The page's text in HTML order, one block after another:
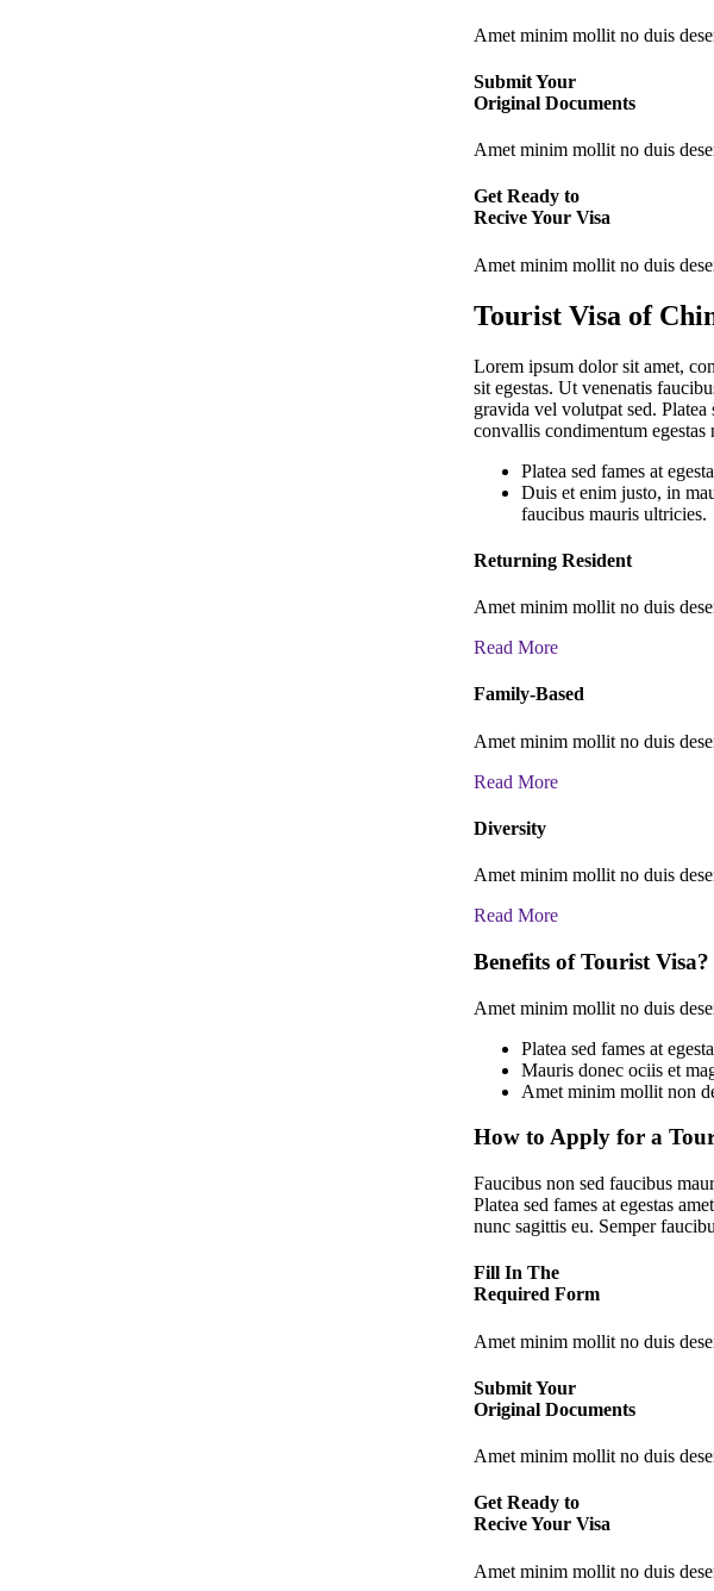
Amet minim mollit no duis
Submit Your
Original Documents
Amet minim mollit no duis
Get Ready to
Recive Your Visa
Amet minim mollit no duis
Tourist Visa of
Lorem ipsum dolor sit amet,
sit egestas. Ut venenatis
gravida vel volutpat sed. Platea
convallis condimentum
Platea sed fames at
Duis et enim justo, in
faucibus mauris ultricies.
Returning Resident
Amet minim mollit no duis
Read More
Family-Based
Amet minim mollit no duis
Read More
Diversity
Amet minim mollit no duis
Read More
Benefits of Tourist Visa?
Amet minim mollit no duis
Platea sed fames at
Mauris donec ociis et
Amet minim mollit non
How to Apply for a
Faucibus non sed faucibus
Platea sed fames at egestas
nunc sagittis eu. Semper
Fill In The
Required Form
Amet minim mollit no duis
Submit Your
Original Documents
Amet minim mollit no duis
Get Ready to
Recive Your Visa
Amet minim mollit no duis